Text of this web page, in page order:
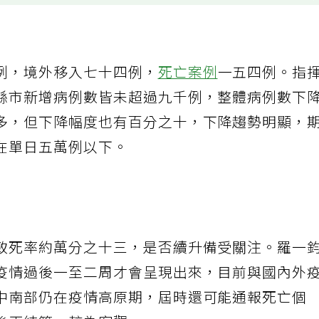
，境外移入七十四例，死亡案例一五四例。指
新增病例數皆未超過九千例，整體病例數下
但下降幅度也有百分之十，下降趨勢明顯，
日五萬例以下。
率約萬分之十三，是否續升備受關注。羅一
過後一至二周才會呈現出來，目前與國內外
部仍在疫情高原期，屆時還可能通報死亡個